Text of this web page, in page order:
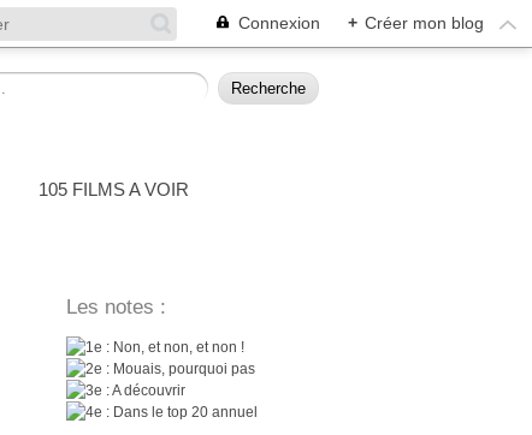
Connexion + Créer mon blog
105 FILMS A VOIR
Les notes :
: Non, et non, et non !
: Mouais, pourquoi pas
: A découvrir
: Dans le top 20 annuel